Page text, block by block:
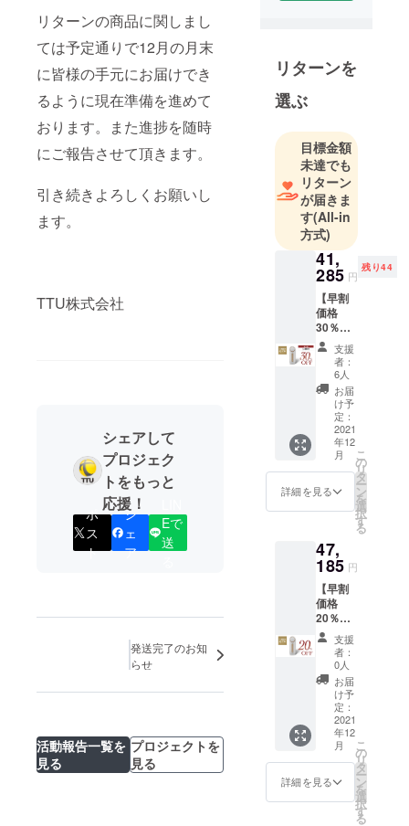
リターンの商品に関しまし
ては予定通りで12月の月末
に皆様の手元にお届けでき
るように現在準備を進めて
おります。また進捗を随時
にご報告させて頂きます。
引き続きよろしくお願いし
ます。
TTU株式会社
シェアして
プロジェク
トをもっと
応援！
ポ
ス
ト
シ
ェ
ア
Eで
送
発送完了のお知
らせ
活動報告一覧を
見る
プロジェクトを
見る
2016年に福
しかし、世
たびに気づ
は、世界に
は日本には
ない素晴ら
しいプロダ
クトがたく
さんあると
いうこと。
そんな素晴
らしいプロ
ダクトを世
界から見つ
け出し、日
本の皆さん
へ紹介した
いと強く思
い、この度
クラウド
ファンディ
ングを実施
だきまし
第一弾は
「JOVS
mini」です。
米・英国で
売上No.1に
なり、70万
台の売上実
績のある
JOVS。
リターンを
選ぶ
目標金額
未達でも
リターン
が届きま
す(All-in
方式)
41,
285 円
残り44
【早割
価格
30％OF
F】50台
限定！
41,285
円（税
込） ※
送料無
料（日
本国内
限定）
JOVS
mini 日
本限定
モデル
男女兼
用 ※日
本限定
モデル
の色は
「レト
ロホワ
イト」
のみの
お取り
扱いと
なりま
す。
パッ
ケージ
内容 ・
JOVS
支援
者：
6人
お届
け予
定：
2021
年12
月
詳細を見る
こ
の
リ
タ
ー
ン
を
選
択
す
る
47,
185 円
【早割
価格
20％OF
F】
47,185
円（税
込） ※
送料無
料（日
本国内
限定）
JOVS
mini 日
本限定
モデル
×１台
支援
者：
0人
お届
け予
定：
2021
年12
月
詳細を見る
こ
の
リ
タ
ー
ン
を
選
択
す
る